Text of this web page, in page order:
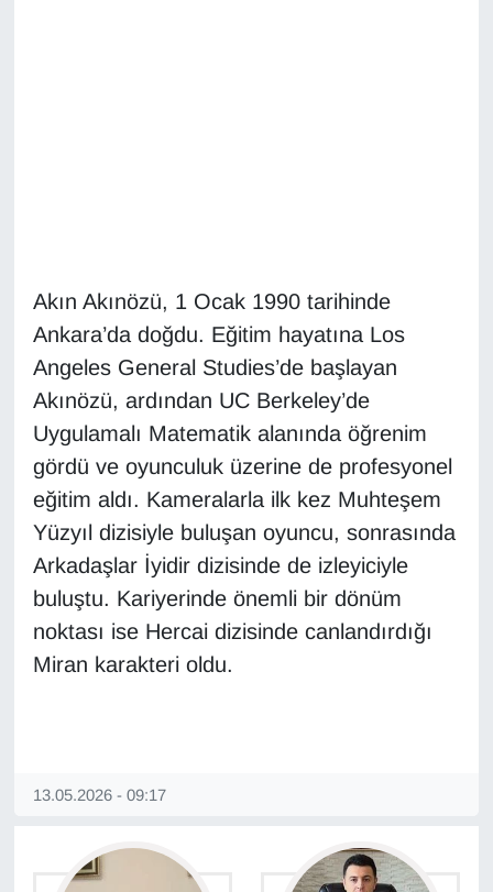
Akın Akınözü, 1 Ocak 1990 tarihinde
Ankara’da doğdu. Eğitim hayatına Los
Angeles General Studies’de başlayan
Akınözü, ardından UC Berkeley’de
Uygulamalı Matematik alanında öğrenim
gördü ve oyunculuk üzerine de profesyonel
eğitim aldı. Kameralarla ilk kez Muhteşem
Yüzyıl dizisiyle buluşan oyuncu, sonrasında
Arkadaşlar İyidir dizisinde de izleyiciyle
buluştu. Kariyerinde önemli bir dönüm
noktası ise Hercai dizisinde canlandırdığı
Miran karakteri oldu.
13.05.2026 - 09:17
En çok konuşulanlar
GENEL
Güncel
Gündem
Haber
HABERDE İNSAN
Kim Kimdir?